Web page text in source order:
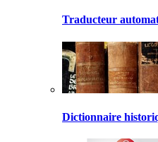
Traducteur
Dictionnaire